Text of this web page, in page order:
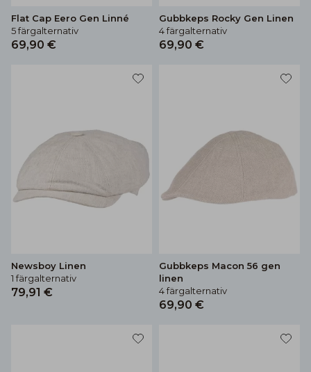
Flat Cap Eero Gen Linné
5 färgalternativ
69,90 €
Gubbkeps Rocky Gen Linen
4 färgalternativ
69,90 €
Newsboy Linen
1 färgalternativ
79,91 €
Gubbkeps Macon 56 gen
linen
4 färgalternativ
69,90 €